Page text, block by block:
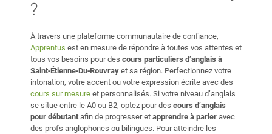
?
À travers une plateforme communautaire de confiance,
Apprentus est en mesure de répondre à toutes vos attentes et
tous vos besoins pour des cours particuliers d’anglais à
Saint‑Étienne‑Du‑Rouvray et sa région. Perfectionnez votre
intonation, votre accent ou votre expression écrite avec des
cours sur mesure et personnalisés. Si votre niveau d’anglais
se situe entre le A0 ou B2, optez pour des cours d’anglais
pour débutant afin de progresser et apprendre à parler avec
des profs anglophones ou bilingues. Pour atteindre les